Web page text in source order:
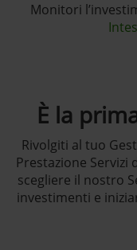
Monitori
È la
Rivolgiti al tuo
Prestazione Servizi
scegliere il nostro
investimenti e